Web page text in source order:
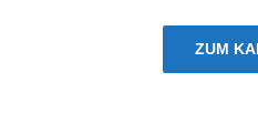
ZUM